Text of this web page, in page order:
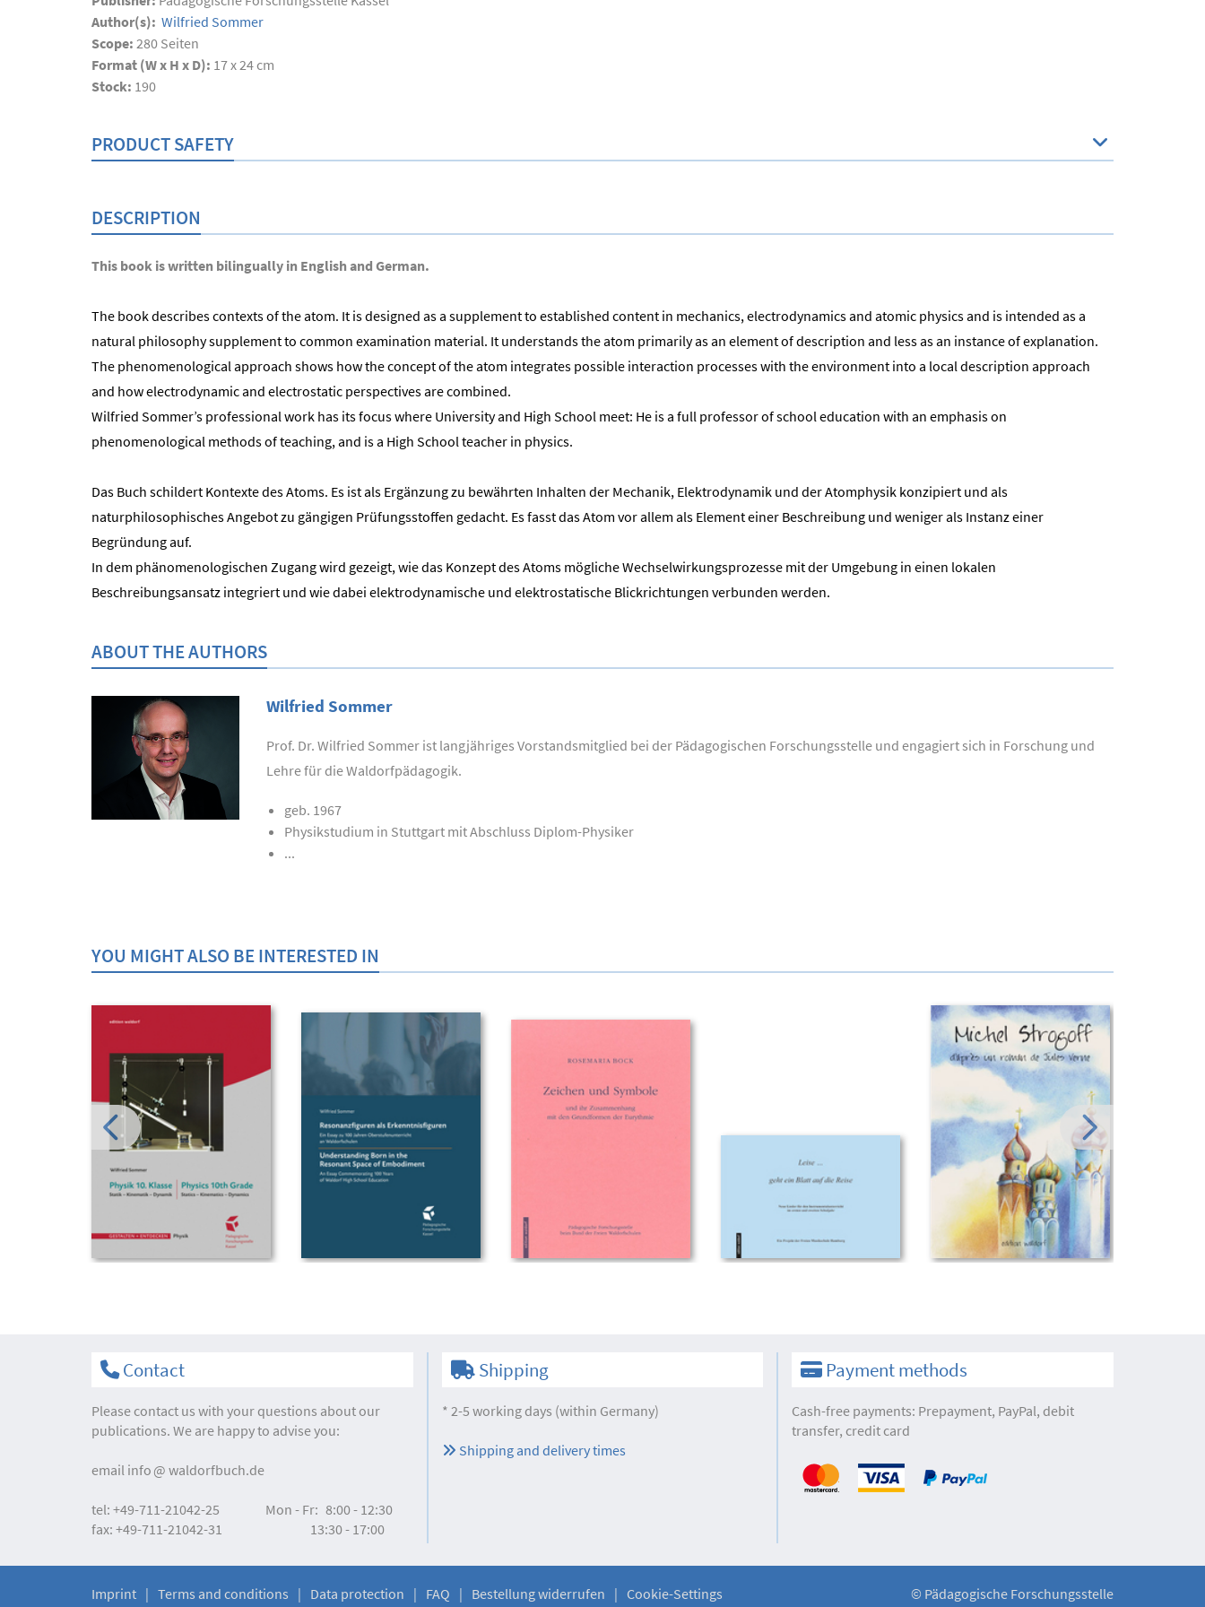
Author(s): Wilfried Sommer
Scope: 280 Seiten
Format (W x H x D): 17 x 24 cm
Stock: 190
PRODUCT SAFETY
DESCRIPTION
This book is written bilingually in English and German.
The book describes contexts of the atom. It is designed as a supplement to established content in mechanics, electrodynamics and atomic physics and is intended as a
natural philosophy supplement to common examination material. It understands the atom primarily as an element of description and less as an instance of explanation.
The phenomenological approach shows how the concept of the atom integrates possible interaction processes with the environment into a local description approach
and how electrodynamic and electrostatic perspectives are combined.
Wilfried Sommer’s professional work has its focus where University and High School meet: He is a full professor of school education with an emphasis on
phenomenological methods of teaching, and is a High School teacher in physics.
Das Buch schildert Kontexte des Atoms. Es ist als Ergänzung zu bewährten Inhalten der Mechanik, Elektrodynamik und der Atomphysik konzipiert und als
naturphilosophisches Angebot zu gängigen Prüfungsstoffen gedacht. Es fasst das Atom vor allem als Element einer Beschreibung und weniger als Instanz einer
Begründung auf.
In dem phänomenologischen Zugang wird gezeigt, wie das Konzept des Atoms mögliche Wechselwirkungsprozesse mit der Umgebung in einen lokalen
Beschreibungsansatz integriert und wie dabei elektrodynamische und elektrostatische Blickrichtungen verbunden werden.
ABOUT THE AUTHORS
Wilfried Sommer
Prof. Dr. Wilfried Sommer ist langjähriges Vorstandsmitglied bei der Pädagogischen Forschungsstelle und engagiert sich in Forschung und
Lehre für die Waldorfpädagogik.
geb. 1967
Physikstudium in Stuttgart mit Abschluss Diplom-Physiker
...
YOU MIGHT ALSO BE INTERESTED IN
Contact
Please contact us with your questions about our
publications. We are happy to advise you:
email info waldorfbuch.de
tel: +49-711-21042-25
fax: +49-711-21042-31
Mon - Fr: 8:00 - 12:30
13:30 - 17:00
Shipping
* 2-5 working days (within Germany)
Shipping and delivery times
Payment methods
Cash-free payments: Prepayment, PayPal, debit
transfer, credit card
Imprint Terms and conditions Data protection FAQ Bestellung widerrufen Cookie-Settings © Pädagogische Forschungsstelle